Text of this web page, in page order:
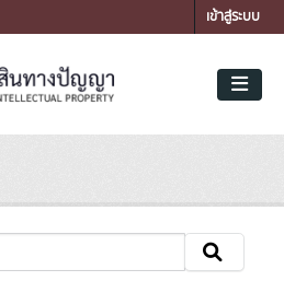
เข้าสู่ระบบ